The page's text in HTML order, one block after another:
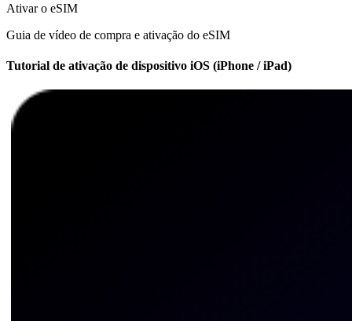
Ativar o eSIM
Guia de vídeo de compra e ativação do eSIM
Tutorial de ativação de dispositivo iOS (iPhone / iPad)